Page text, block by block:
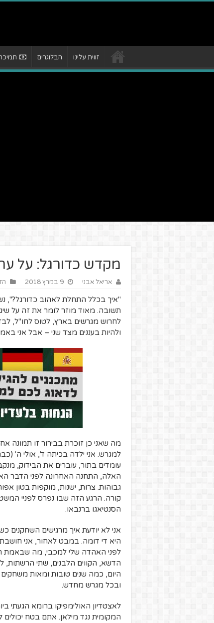
זווית עלינו הבלוגרים
מקדש כדורגל: על
אריאל אבני 9 במרץ 2018
"איך בכלל התחלת לאהוב כדורגל?",
תשובה. מאוד מוזר לומר את זה על
לחרוש מגרשים בארץ, לטוס לחו"ל,
ולהיות בעננים מצד שני – אבל אני
מה שאני כן זוכרת בבירור זו תמונה
למגרש. אני ילדה בכיתה ד', אולי ה'
האלה, התחנה האחרונה לפני הדבר
גבוהות. צרות, ישנות, מוקפות בטון
קורה. הרגע הזה שבו נפרס לפניי
הסנטיאגו ברנבאו.
אני לא יודעת איך מרגישים
היא די דומה. במבט לאחור, אני חושבת
לפני האהדה שלי למכבי, מה
הדשא, הקווים הלבנים, שתי הרשתות,
היום, כמה שנים טובות ומאות
ובכל מגרש מחדש.
לאצטדיון האולימפיקו ברומא הגעתי
המקומית נגד מילאן. אתם בטח